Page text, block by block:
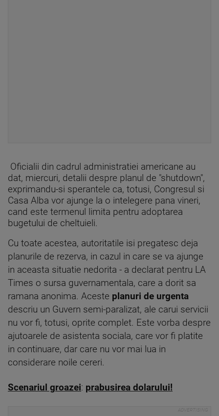
Oficialii din cadrul administratiei americane au
dat, miercuri, detalii despre planul de "shutdown",
exprimandu-si sperantele ca, totusi, Congresul si
Casa Alba vor ajunge la o intelegere pana vineri,
cand este termenul limita pentru adoptarea
bugetului de cheltuieli.
Cu toate acestea, autoritatile isi pregatesc deja
planurile de rezerva, in cazul in care se va ajunge
in aceasta situatie nedorita - a declarat pentru LA
Times o sursa guvernamentala, care a dorit sa
ramana anonima. Aceste planuri de urgenta
descriu un Guvern semi-paralizat, ale carui servicii
nu vor fi, totusi, oprite complet. Este vorba despre
ajutoarele de asistenta sociala, care vor fi platite
in continuare, dar care nu vor mai lua in
considerare noile cereri.
Scenariul groazei: prabusirea dolarului!